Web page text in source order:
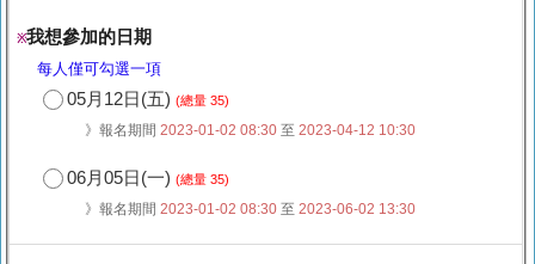
※我想參加的日期
每人僅可勾選一項
05月12日(五) (總量 35)
》報名期間 2023-01-02 08:30 至 2023-04-12 10:30
06月05日(一) (總量 35)
》報名期間 2023-01-02 08:30 至 2023-06-02 13:30